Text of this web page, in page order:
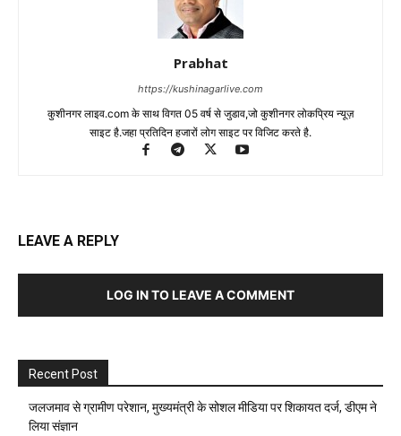
Prabhat
https://kushinagarlive.com
कुशीनगर लाइव.com के साथ विगत 05 वर्ष से जुडाव,जो कुशीनगर लोकप्रिय न्यूज़
साइट है.जहा प्रतिदिन हजारों लोग साइट पर विजिट करते है.
LEAVE A REPLY
LOG IN TO LEAVE A COMMENT
Recent Post
जलजमाव से ग्रामीण परेशान, मुख्यमंत्री के सोशल मीडिया पर शिकायत दर्ज, डीएम ने
लिया संज्ञान